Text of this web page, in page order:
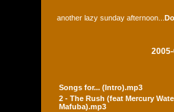
another lazy sunday afternoon...
Songs for... (Intro).mp3
2 - The Rush (feat Mercury
Mafuba).mp3